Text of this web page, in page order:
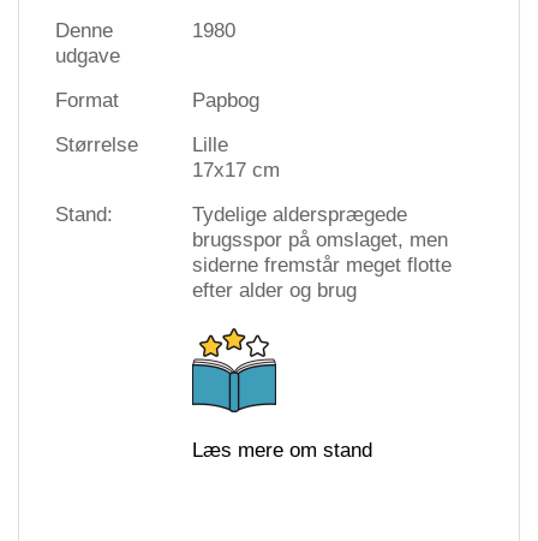
Denne
udgave
1980
Format
Papbog
Størrelse
Lille
17x17 cm
Stand:
Tydelige aldersprægede
brugsspor på omslaget, men
siderne fremstår meget flotte
efter alder og brug
Læs mere om stand